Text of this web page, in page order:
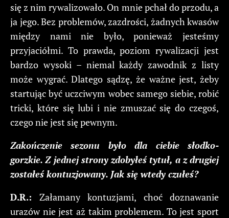
się z nim rywalizowało. On mnie pchał do przodu, a
ja jego. Bez problemów, zazdrości, żadnych kwasów
między nami nie było, ponieważ jesteśmy
przyjaciółmi. To prawda, poziom rywalizacji jest
bardzo wysoki – niemal każdy zawodnik z listy
może wygrać. Dlatego sądzę, że ważne jest, żeby
startując być uczciwym wobec samego siebie, robić
tricki, które się lubi i nie zmuszać się do czegoś,
czego nie jest się pewnym.
Zakończenie sezonu było dla ciebie słodko-
gorzkie. Z jednej strony zdobyłeś tytuł, a z drugiej
zostałeś kontuzjowany. Jak się wtedy czułeś?
D.R.: Załamany kontuzjami, choć doznawanie
urazów nie jest aż takim problemem. To jest sport